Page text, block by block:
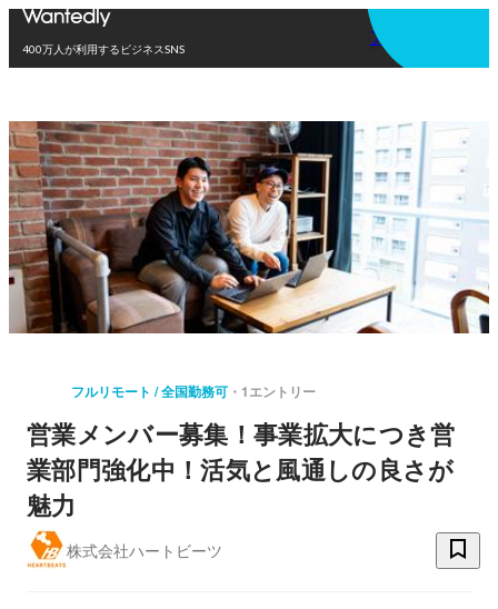
400万人が利用するビジネスSNS
アプリを使う
フルリモート / 全国勤務可 1エントリー
営業メンバー募集！事業拡大につき営
業部門強化中！活気と風通しの良さが
魅力
株式会社ハートビーツ